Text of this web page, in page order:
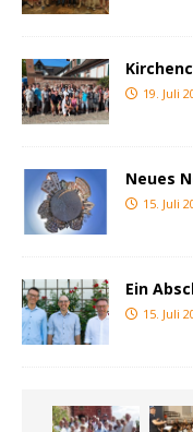
19. Juli
Neues
15. Juli
Ein
15. Juli